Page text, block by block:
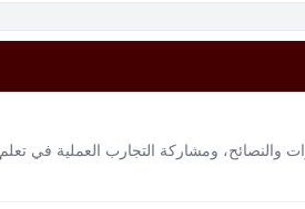
والنصائح، ومشاركة التجارب العملية في تعلم